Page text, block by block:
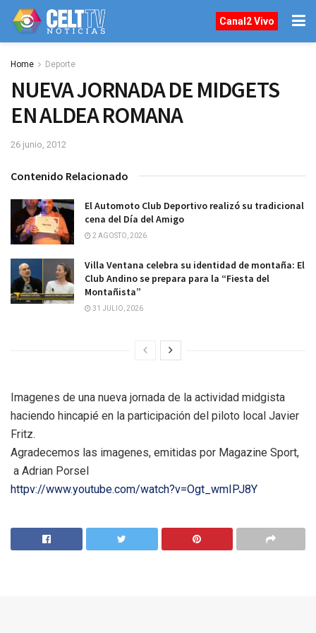
Canal2 Vivo
Home Deporte
NUEVA JORNADA DE MIDGETS
EN ALDEA ROMANA
26 junio, 2012
Contenido Relacionado
El Automoto Club Deportivo realizó su tradicional
cena del Día del Amigo
2 AGOSTO, 2026
Villa Ventana celebra su identidad de montaña: El
Club Andino se prepara para la “Fiesta del
Montañista”
31 JULIO, 2026
Imagenes de una nueva jornada de la actividad midgista
haciendo hincapié en la participación del piloto local Javier
Fritz.
Agradecemos las imagenes, emitidas por Magazine Sport,
a Adrian Porsel
httpv://www.youtube.com/watch?v=Ogt_wmIPJ8Y